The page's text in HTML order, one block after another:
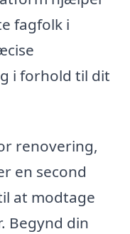
fagfolk i
i forhold til dit
renovering,
en second
at modtage
Begynd din